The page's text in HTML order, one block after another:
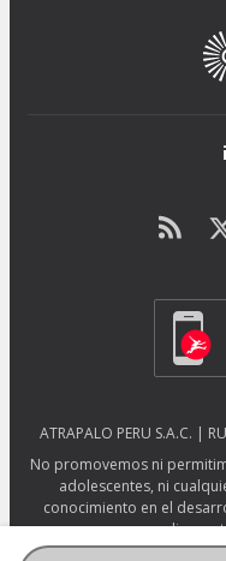
ATRAPALO PERU S.A.C. |
No promovemos ni
adolescentes, ni
conocimiento en el
Más información sobre